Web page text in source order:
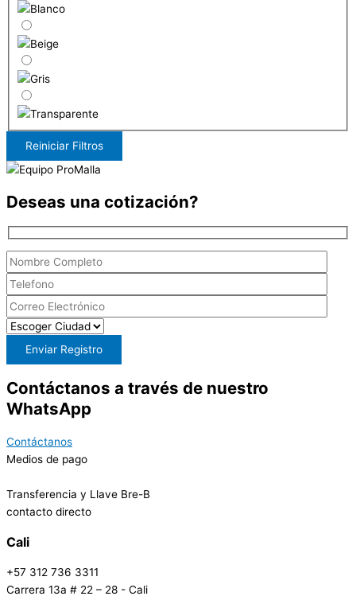
Reiniciar Filtros
Deseas una cotización?
Contáctanos a través de nuestro
WhatsApp
Contáctanos
Medios de pago
Transferencia y Llave Bre-B
contacto directo
Cali
+57 312 736 3311
Carrera 13a # 22 – 28 - Cali